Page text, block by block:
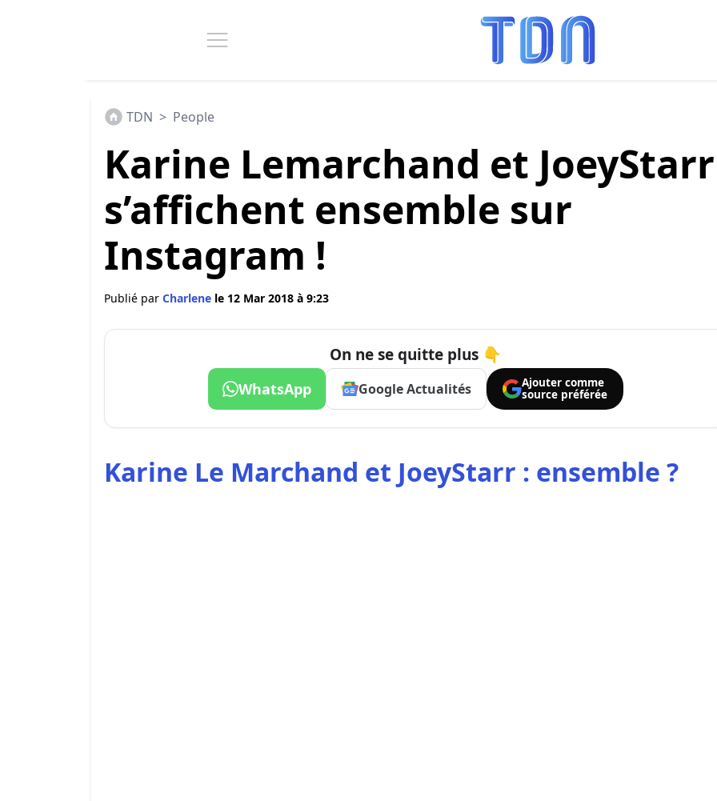
TDN > People
Karine Lemarchand et JoeyStarr
s’affichent ensemble sur
Instagram !
Publié par Charlene le 12 Mar 2018 à 9:23
On ne se quitte plus 👇
WhatsApp Google Actualités
Ajouter comme
source préférée
Karine Le Marchand et JoeyStarr : ensemble ?